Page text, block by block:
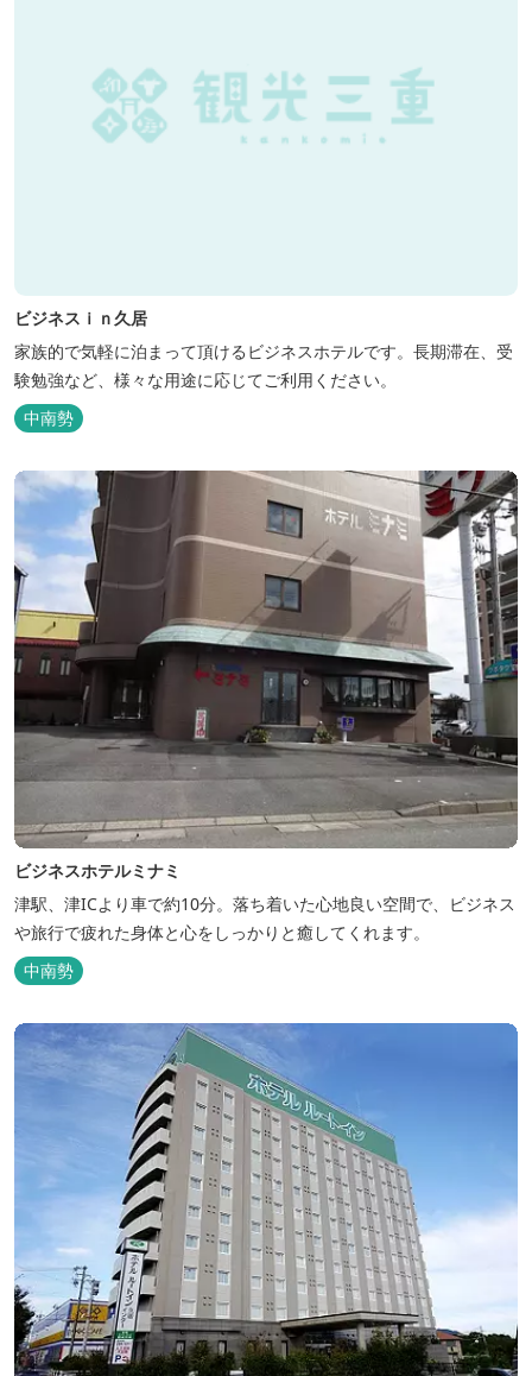
ビジネスｉｎ久居
家族的で気軽に泊まって頂けるビジネスホテルです。長期滞在、受
験勉強など、様々な用途に応じてご利用ください。
中南勢
ビジネスホテルミナミ
津駅、津ICより車で約10分。落ち着いた心地良い空間で、ビジネス
や旅行で疲れた身体と心をしっかりと癒してくれます。
中南勢